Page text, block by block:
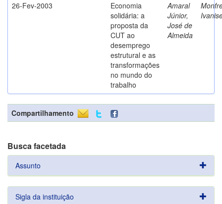
26-Fev-2003
Economia
solidária: a
proposta da
CUT ao
desemprego
estrutural e as
transformações
no mundo do
trabalho
Amaral
Júnior,
José de
Almeida
Compartilhamento
Busca facetada
Assunto
Sigla da instituição